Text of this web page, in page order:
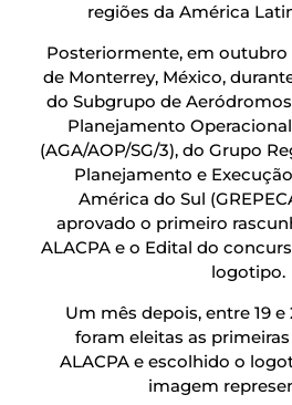
regiões da América
Posteriormente, em outubro
de Monterrey, México,
do Subgrupo de
Planejamento
(AGA/AOP/SG/3), do Grupo
Planejamento e
América do Sul
aprovado o primeiro
ALACPA e o Edital do
logotipo.
Um mês depois, entre 19
foram eleitas as
ALACPA e escolhido o
imagem